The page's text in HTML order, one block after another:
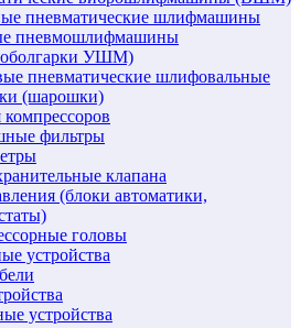
пневматические шлифмашины
пневмошлифмашины
УШМ)
пневматические шлифовальные
(шарошки)
компрессоров
фильтры
клапана
(блоки автоматики,
головы
устройства
устройства